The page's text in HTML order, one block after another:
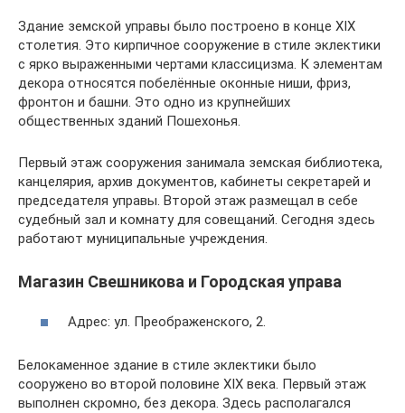
Здание земской управы было построено в конце XIX
столетия. Это кирпичное сооружение в стиле эклектики
с ярко выраженными чертами классицизма. К элементам
декора относятся побелённые оконные ниши, фриз,
фронтон и башни. Это одно из крупнейших
общественных зданий Пошехонья.
Первый этаж сооружения занимала земская библиотека,
канцелярия, архив документов, кабинеты секретарей и
председателя управы. Второй этаж размещал в себе
судебный зал и комнату для совещаний. Сегодня здесь
работают муниципальные учреждения.
Магазин Свешникова и Городская управа
Адрес: ул. Преображенского, 2.
Белокаменное здание в стиле эклектики было
сооружено во второй половине XIX века. Первый этаж
выполнен скромно, без декора. Здесь располагался